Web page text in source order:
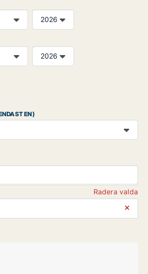
EN)
Radera valda
⨯